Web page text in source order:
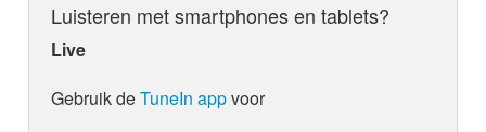
Luisteren met smartphones en tablets?
Live
Gebruik deTuneIn appvoor